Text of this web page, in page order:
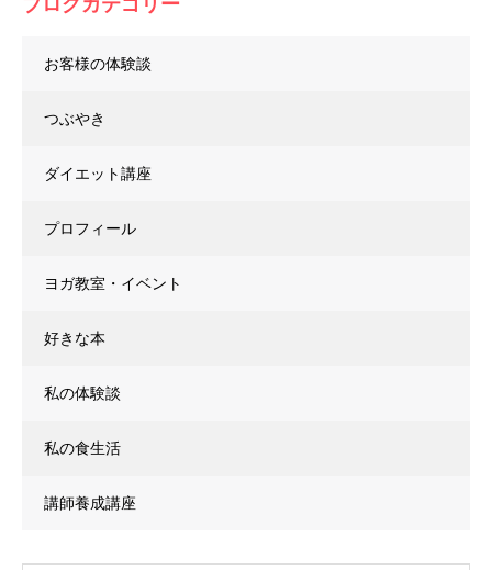
ブログカテゴリー
お客様の体験談
つぶやき
ダイエット講座
プロフィール
ヨガ教室・イベント
好きな本
私の体験談
私の食生活
講師養成講座